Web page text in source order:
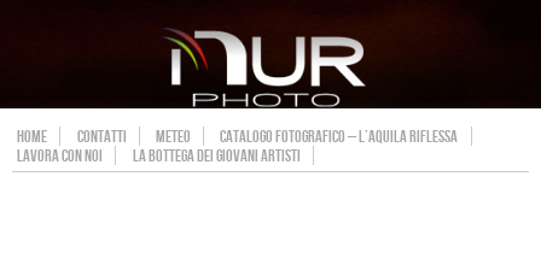
HOME CONTATTI METEO
CATALOGO FOTOGRAFICO – L’AQUILA RIFLESSA
LAVORA CON NOI
LA BOTTEGA DEI GIOVANI ARTISTI